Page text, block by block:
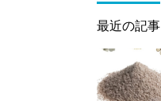
最近の記事